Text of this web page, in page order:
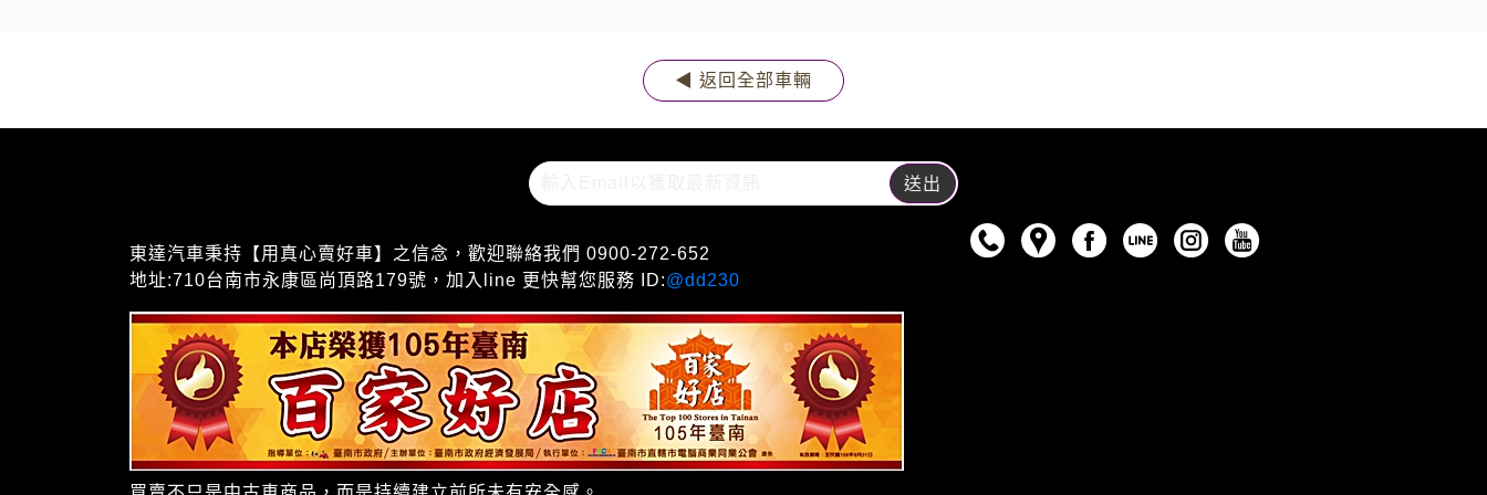
◀ 返回全部車輛
東達汽車秉持【用真心賣好車】之信念，歡迎聯絡我們 0900-272-652
地址:710台南市永康區尚頂路179號，加入line 更快幫您服務 ID:@dd230